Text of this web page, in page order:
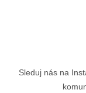
Sleduj nás na